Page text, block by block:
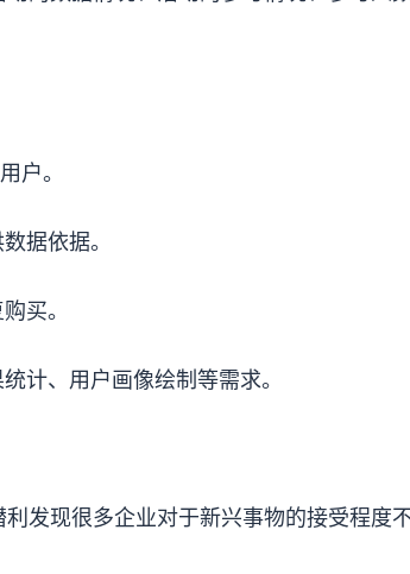
户。
据依据。
买。
计、用户画像绘制等需求。
发现很多企业对于新兴事物的接受程度